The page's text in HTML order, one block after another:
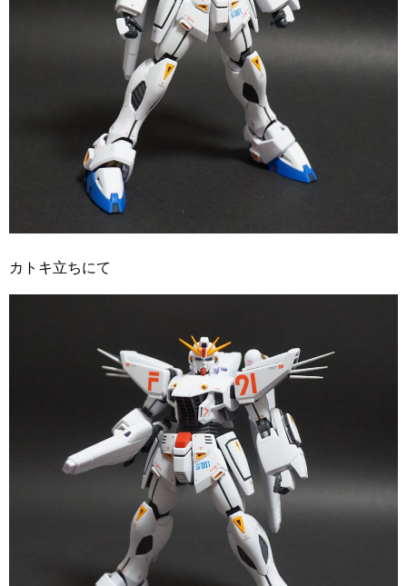
カトキ立ちにて